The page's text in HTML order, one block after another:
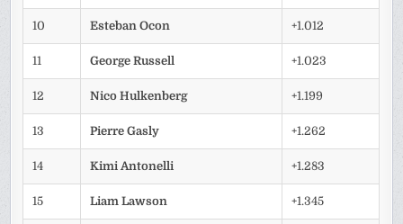
10 Esteban Ocon +1.012
11 George Russell +1.023
12 Nico Hulkenberg +1.199
13 Pierre Gasly +1.262
14 Kimi Antonelli +1.283
15 Liam Lawson +1.345